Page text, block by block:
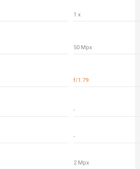
1 x
50 Mpx
f/1.79
-
-
2 Mpx